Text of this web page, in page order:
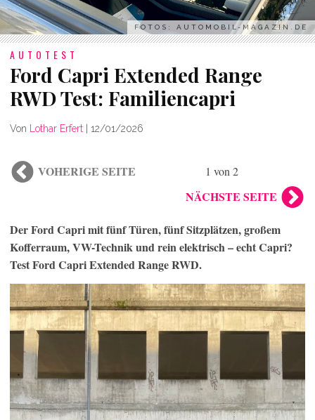
FOTOS: AUTOMOBIL-MAGAZIN.DE
AUTOTEST
Ford Capri Extended Range
RWD Test: Familiencapri
Von Lothar Erfert | 12/01/2026
VOHERIGE SEITE 1 von 2
NÄCHSTE SEITE
Der Ford Capri mit fünf Türen, fünf Sitzplätzen, großem
Kofferraum, VW-Technik und rein elektrisch – echt Capri?
Test Ford Capri Extended Range RWD.